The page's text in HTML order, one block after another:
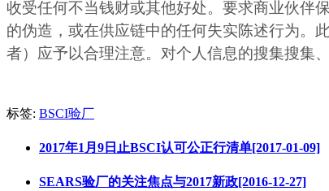
收受任何不当钱财或其他好处。要求商业伙伴
的伪造，或在供应链中的任何失实陈述行为。
者）应予以合理注意。对个人信息的搜集搜集
标签: BSCI验厂
2017年1月9日止BSCI认可公正行清单[2017-01-09]
SEARS验厂的关注焦点与2017新政[2016-12-27]